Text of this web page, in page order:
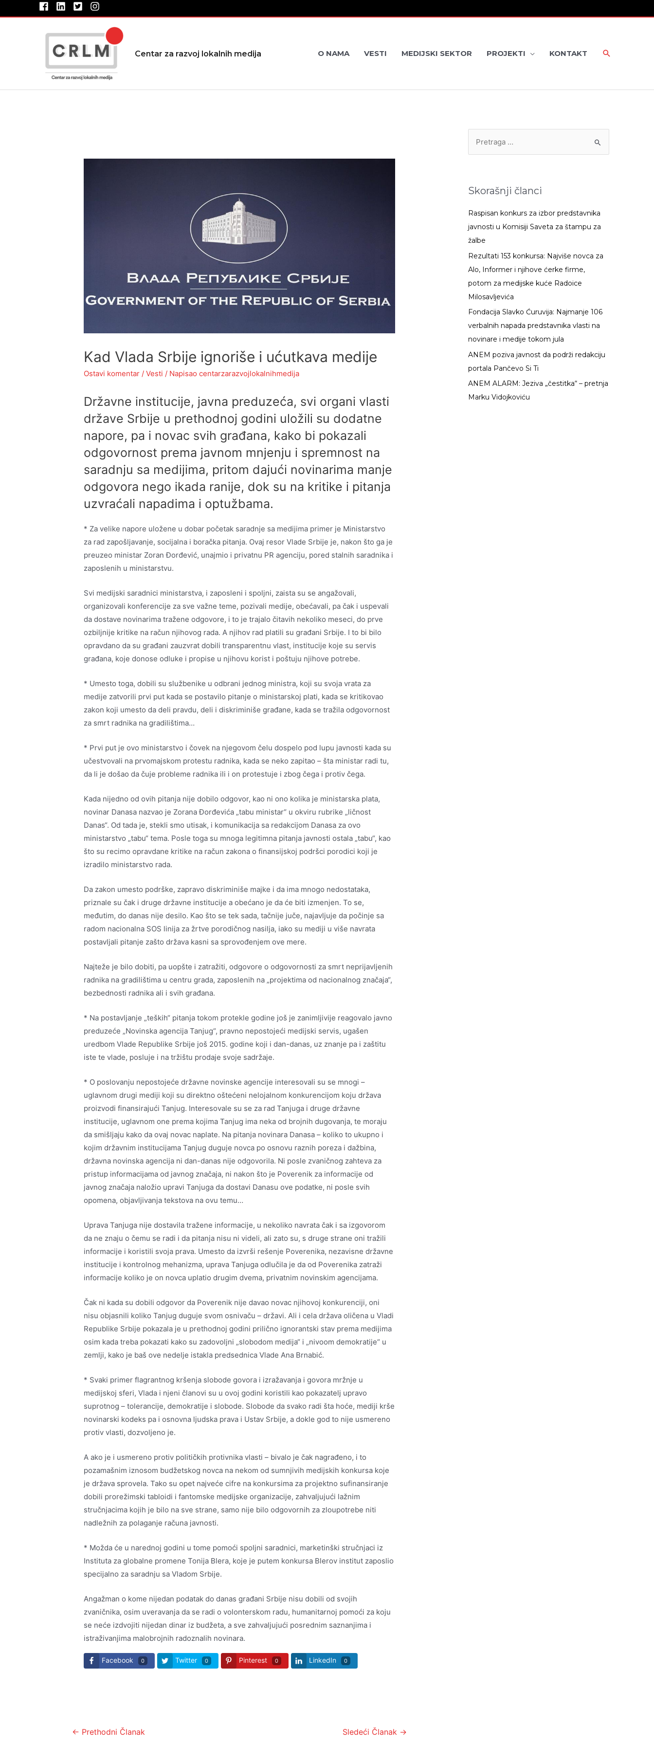
na
Centar za razvoj lokalnih medija O NAMA VESTI MEDIJSKI SEKTOR PROJEKTI KONTAKT
Kad Vlada Srbije ignoriše i ućutkava medije
Ostavi komentar /Vesti / Napisao centarzarazvojlokalnihmedija
Državne institucije, javna preduzeća, svi organi vlasti
države Srbije u prethodnoj godini uložili su dodatne
napore, pa i novac svih građana, kako bi pokazali
odgovornost prema javnom mnjenju i spremnost na
saradnju sa medijima, pritom dajući novinarima manje
odgovora nego ikada ranije, dok su na kritike i pitanja
uzvraćali napadima i optužbama.
* Za velike napore uložene u dobar početak saradnje sa medijima primer je Ministarstvo
za rad zapošljavanje, socijalna i boračka pitanja. Ovaj resor Vlade Srbije je, nakon što ga je
preuzeo ministar Zoran Đorđević, unajmio i privatnu PR agenciju, pored stalnih saradnika i
zaposlenih u ministarstvu.
Svi medijski saradnici ministarstva, i zaposleni i spoljni, zaista su se angažovali,
organizovali konferencije za sve važne teme, pozivali medije, obećavali, pa čak i uspevali
da dostave novinarima tražene odgovore, i to je trajalo čitavih nekoliko meseci, do prve
ozbiljnije kritike na račun njihovog rada. A njihov rad platili su građani Srbije. I to bi bilo
opravdano da su građani zauzvrat dobili transparentnu vlast, institucije koje su servis
građana, koje donose odluke i propise u njihovu korist i poštuju njihove potrebe.
* Umesto toga, dobili su službenike u odbrani jednog ministra, koji su svoja vrata za
medije zatvorili prvi put kada se postavilo pitanje o ministarskoj plati, kada se kritikovao
zakon koji umesto da deli pravdu, deli i diskriminiše građane, kada se tražila odgovornost
za smrt radnika na gradilištima…
* Prvi put je ovo ministarstvo i čovek na njegovom čelu dospelo pod lupu javnosti kada su
učestvovali na prvomajskom protestu radnika, kada se neko zapitao – šta ministar radi tu,
da li je došao da čuje probleme radnika ili i on protestuje i zbog čega i protiv čega.
Kada nijedno od ovih pitanja nije dobilo odgovor, kao ni ono kolika je ministarska plata,
novinar Danasa nazvao je Zorana Đorđevića „tabu ministar“ u okviru rubrike „ličnost
Danas“. Od tada je, stekli smo utisak, i komunikacija sa redakcijom Danasa za ovo
ministarstvo „tabu“ tema. Posle toga su mnoga legitimna pitanja javnosti ostala „tabu“, kao
što su recimo opravdane kritike na račun zakona o finansijskoj podršci porodici koji je
izradilo ministarstvo rada.
Da zakon umesto podrške, zapravo diskriminiše majke i da ima mnogo nedostataka,
priznale su čak i druge državne institucije a obećano je da će biti izmenjen. To se,
međutim, do danas nije desilo. Kao što se tek sada, tačnije juče, najavljuje da počinje sa
radom nacionalna SOS linija za žrtve porodičnog nasilja, iako su mediji u više navrata
postavljali pitanje zašto država kasni sa sprovođenjem ove mere.
Najteže je bilo dobiti, pa uopšte i zatražiti, odgovore o odgovornosti za smrt neprijavljenih
radnika na gradilištima u centru grada, zaposlenih na „projektima od nacionalnog značaja“,
bezbednosti radnika ali i svih građana.
* Na postavljanje „teških“ pitanja tokom protekle godine još je zanimljivije reagovalo javno
preduzeće „Novinska agencija Tanjug“, pravno nepostojeći medijski servis, ugašen
uredbom Vlade Republike Srbije još 2015. godine koji i dan-danas, uz znanje pa i zaštitu
iste te vlade, posluje i na tržištu prodaje svoje sadržaje.
* O poslovanju nepostojeće državne novinske agencije interesovali su se mnogi –
uglavnom drugi mediji koji su direktno oštećeni nelojalnom konkurencijom koju država
proizvodi finansirajući Tanjug. Interesovale su se za rad Tanjuga i druge državne
institucije, uglavnom one prema kojima Tanjug ima neka od brojnih dugovanja, te moraju
da smišljaju kako da ovaj novac naplate. Na pitanja novinara Danasa – koliko to ukupno i
kojim državnim institucijama Tanjug duguje novca po osnovu raznih poreza i dažbina,
državna novinska agencija ni dan-danas nije odgovorila. Ni posle zvaničnog zahteva za
pristup informacijama od javnog značaja, ni nakon što je Poverenik za informacije od
javnog značaja naložio upravi Tanjuga da dostavi Danasu ove podatke, ni posle svih
opomena, objavljivanja tekstova na ovu temu…
Uprava Tanjuga nije dostavila tražene informacije, u nekoliko navrata čak i sa izgovorom
da ne znaju o čemu se radi i da pitanja nisu ni videli, ali zato su, s druge strane oni tražili
informacije i koristili svoja prava. Umesto da izvrši rešenje Poverenika, nezavisne državne
institucije i kontrolnog mehanizma, uprava Tanjuga odlučila je da od Poverenika zatraži
informacije koliko je on novca uplatio drugim dvema, privatnim novinskim agencijama.
Čak ni kada su dobili odgovor da Poverenik nije davao novac njihovoj konkurenciji, oni
nisu objasnili koliko Tanjug duguje svom osnivaču – državi. Ali i cela država oličena u Vladi
Republike Srbije pokazala je u prethodnoj godini prilično ignorantski stav prema medijima
osim kada treba pokazati kako su zadovoljni „slobodom medija“ i „nivoom demokratije“ u
zemlji, kako je baš ove nedelje istakla predsednica Vlade Ana Brnabić.
* Svaki primer flagrantnog kršenja slobode govora i izražavanja i govora mržnje u
medijskoj sferi, Vlada i njeni članovi su u ovoj godini koristili kao pokazatelj upravo
suprotnog – tolerancije, demokratije i slobode. Slobode da svako radi šta hoće, mediji krše
novinarski kodeks pa i osnovna ljudska prava i Ustav Srbije, a dokle god to nije usmereno
protiv vlasti, dozvoljeno je.
A ako je i usmereno protiv političkih protivnika vlasti – bivalo je čak nagrađeno, i to
pozamašnim iznosom budžetskog novca na nekom od sumnjivih medijskih konkursa koje
je država sprovela. Tako su opet najveće cifre na konkursima za projektno sufinansiranje
dobili prorežimski tabloidi i fantomske medijske organizacije, zahvaljujući lažnim
stručnjacima kojih je bilo na sve strane, samo nije bilo odgovornih za zloupotrebe niti
nadležnih za polaganje računa javnosti.
* Možda će u narednoj godini u tome pomoći spoljni saradnici, marketinški stručnjaci iz
Instituta za globalne promene Tonija Blera, koje je putem konkursa Blerov institut zaposlio
specijalno za saradnju sa Vladom Srbije.
Angažman o kome nijedan podatak do danas građani Srbije nisu dobili od svojih
zvaničnika, osim uveravanja da se radi o volonterskom radu, humanitarnoj pomoći za koju
se neće izdvojiti nijedan dinar iz budžeta, a sve zahvaljujući posrednim saznanjima i
istraživanjima malobrojnih radoznalih novinara.
Facebook 0 Twitter 0 Pinterest 0 LinkedIn 0
Kretanje
← Prethodni Članak Sledeći Članak →
r
g
a
z
a
:
Skorašnji članci
Raspisan konkurs za izbor predstavnika
javnosti u Komisiji Saveta za štampu za
žalbe
Rezultati 153 konkursa: Najviše novca za
Alo, Informer i njihove ćerke firme,
potom za medijske kuće Radoice
Milosavljevića
Fondacija Slavko Ćuruvija: Najmanje 106
verbalnih napada predstavnika vlasti na
novinare i medije tokom jula
ANEM poziva javnost da podrži redakciju
portala Pančevo Si Ti
ANEM ALARM: Jeziva „čestitka“ – pretnja
Marku Vidojkoviću